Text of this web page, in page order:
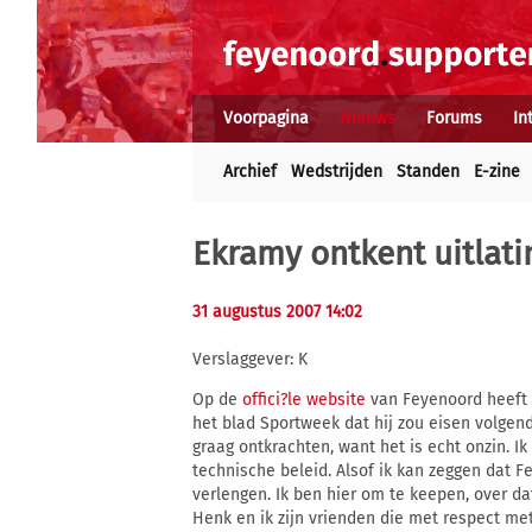
Voorpagina Nieuws Forums
Archief Wedstrijden Standen E-zine
Ekramy ontkent
31 augustus 2007 14:02
Verslaggever: K
Op de offici?le website van Feyenoord
het blad Sportweek dat hij zou eisen
graag ontkrachten, want het is echt onzin.
technische beleid. Alsof ik kan zeggen dat
verlengen. Ik ben hier om te keepen, over
Henk en ik zijn vrienden die met respect